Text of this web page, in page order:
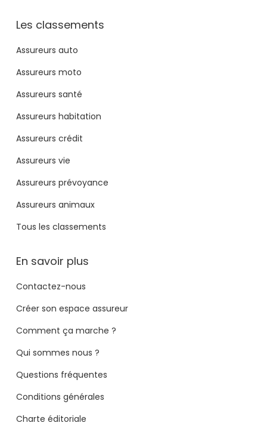
Les classements
Assureurs auto
Assureurs moto
Assureurs santé
Assureurs habitation
Assureurs crédit
Assureurs vie
Assureurs prévoyance
Assureurs animaux
Tous les classements
En savoir plus
Contactez-nous
Créer son espace assureur
Comment ça marche ?
Qui sommes nous ?
Questions fréquentes
Conditions générales
Charte éditoriale